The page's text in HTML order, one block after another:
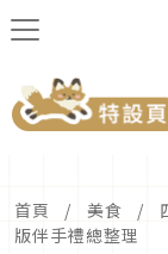
首頁 美食
版伴手禮總整理